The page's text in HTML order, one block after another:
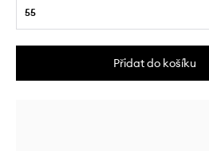
55
Přidat do košíku